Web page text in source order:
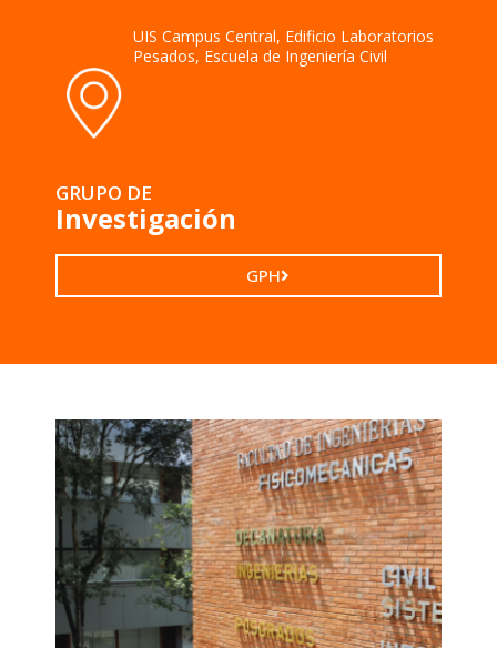
UIS Campus Central, Edificio Laboratorios
Pesados, Escuela de Ingeniería Civil
GRUPO DE
Investigación
GPH